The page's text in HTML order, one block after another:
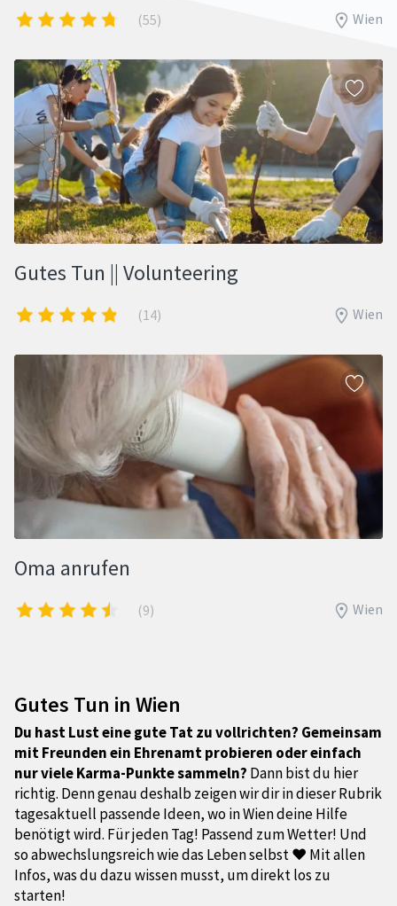
(55) Wien
Gutes Tun || Volunteering
(14) Wien
Oma anrufen
(9) Wien
Gutes Tun in Wien
Du hast Lust eine gute Tat zu vollrichten? Gemeinsam
mit Freunden ein Ehrenamt probieren oder einfach
nur viele Karma-Punkte sammeln? Dann bist du hier
richtig. Denn genau deshalb zeigen wir dir in dieser Rubrik
tagesaktuell passende Ideen, wo in Wien deine Hilfe
benötigt wird. Für jeden Tag! Passend zum Wetter! Und
so abwechslungsreich wie das Leben selbst ❤ Mit allen
Infos, was du dazu wissen musst, um direkt los zu
starten!